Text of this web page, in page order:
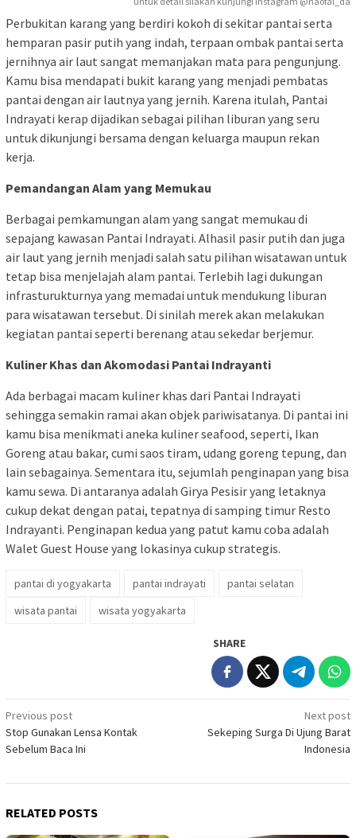
Perbukitan karang yang berdiri kokoh di sekitar pantai serta
hemparan pasir putih yang indah, terpaan ombak pantai serta
jernihnya air laut sangat memanjakan mata para pengunjung.
Kamu bisa mendapati bukit karang yang menjadi pembatas
pantai dengan air lautnya yang jernih. Karena itulah, Pantai
Indrayati kerap dijadikan sebagai pilihan liburan yang seru
untuk dikunjungi bersama dengan keluarga maupun rekan
kerja.
Pemandangan Alam yang Memukau
Berbagai pemkamungan alam yang sangat memukau di
sepajang kawasan Pantai Indrayati. Alhasil pasir putih dan juga
air laut yang jernih menjadi salah satu pilihan wisatawan untuk
tetap bisa menjelajah alam pantai. Terlebih lagi dukungan
infrasturukturnya yang memadai untuk mendukung liburan
para wisatawan tersebut. Di sinilah merek akan melakukan
kegiatan pantai seperti berenang atau sekedar berjemur.
Kuliner Khas dan Akomodasi Pantai Indrayanti
Ada berbagai macam kuliner khas dari Pantai Indrayati
sehingga semakin ramai akan objek pariwisatanya. Di pantai ini
kamu bisa menikmati aneka kuliner seafood, seperti, Ikan
Goreng atau bakar, cumi saos tiram, udang goreng tepung, dan
lain sebagainya. Sementara itu, sejumlah penginapan yang bisa
kamu sewa. Di antaranya adalah Girya Pesisir yang letaknya
cukup dekat dengan patai, tepatnya di samping timur Resto
Indrayanti. Penginapan kedua yang patut kamu coba adalah
Walet Guest House yang lokasinya cukup strategis.
pantai di yogyakarta pantai indrayati
pantai selatan
wisata pantai
wisata yogyakarta
SHARE
Post
navigation
Previous post
Stop Gunakan Lensa Kontak
Sebelum Baca Ini
Next post
Sekeping Surga Di Ujung Barat
Indonesia
RELATED POSTS